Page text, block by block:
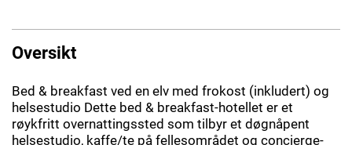
Oversikt
Bed & breakfast ved en elv med frokost (inkludert) og
helsestudio Dette bed & breakfast-hotellet er et
røykfritt overnattingssted som tilbyr et døgnåpent
helsestudio, kaffe/te på fellesområdet og concierge-